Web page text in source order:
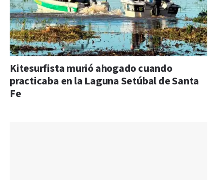
Kitesurfista murió ahogado cuando
practicaba en la Laguna Setúbal de Santa
Fe